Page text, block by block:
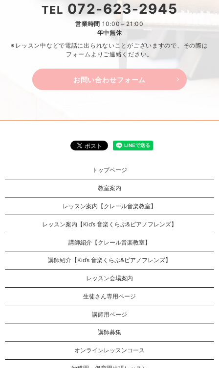
TEL 072-623-2945
営業時間 10:00～21:00
年中無休
※レッスン中などで電話に出られないことがございますので、 その際は
フォームよりご連絡ください。
お問い合わせフォーム
トップページ
教室案内
レッスン案内【クレール音楽教室】
レッスン案内【Kid’s 音楽くらぶ&ピアノフレンズ】
講師紹介【クレール音楽教室】
講師紹介【Kid’s 音楽くらぶ&ピアノフレンズ】
レッスン会場案内
生徒さん専用ページ
講師用ページ
講師募集
オンラインレッスンコース